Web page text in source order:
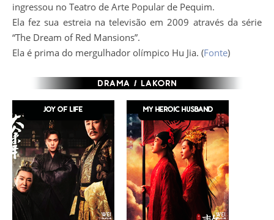
ingressou no Teatro de Arte Popular de Pequim.
Ela fez sua estreia na televisão em 2009 através da série
“The Dream of Red Mansions”.
Ela é prima do mergulhador olímpico Hu Jia. (Fonte)